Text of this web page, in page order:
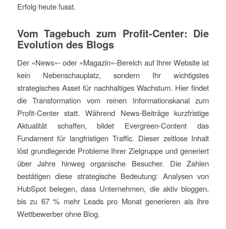
Erfolg heute fusst.
Vom Tagebuch zum Profit-Center: Die
Evolution des Blogs
Der «News»- oder «Magazin»-Bereich auf Ihrer Website ist
kein Nebenschauplatz, sondern Ihr wichtigstes
strategisches Asset für nachhaltiges Wachstum. Hier findet
die Transformation vom reinen Informationskanal zum
Profit-Center statt. Während News-Beiträge kurzfristige
Aktualität schaffen, bildet Evergreen-Content das
Fundament für langfristigen Traffic. Dieser zeitlose Inhalt
löst grundlegende Probleme Ihrer Zielgruppe und generiert
über Jahre hinweg organische Besucher. Die Zahlen
bestätigen diese strategische Bedeutung: Analysen von
HubSpot belegen, dass Unternehmen, die aktiv bloggen,
bis zu 67 % mehr Leads pro Monat generieren als ihre
Wettbewerber ohne Blog.